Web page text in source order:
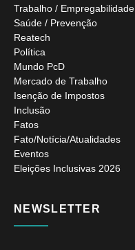
Trabalho / Empregabilidade
Saúde / Prevenção
Reatech
Política
Mundo PcD
Mercado de Trabalho
Isenção de Impostos
Inclusão
Fatos
Fato/Notícia/Atualidades
Eventos
Eleições Inclusivas 2026
NEWSLETTER